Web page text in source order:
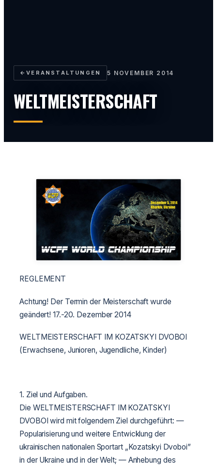
←VERANSTALTUNGEN 5 NOVEMBER 2014
WELTMEISTERSCHAFT
REGLEMENT
Achtung! Der Termin der Meisterschaft wurde
geändert! 17.-20. Dezember 2014
WELTMEISTERSCHAFT IM KOZATSKYI DVOBOI
(Erwachsene, Junioren, Jugendliche, Kinder)
1. Ziel und Aufgaben.
Die WELTMEISTERSCHAFT IM KOZATSKYI
DVOBOI wird mit folgendem Ziel durchgeführt: —
Popularisierung und weitere Entwicklung der
ukrainischen nationalen Sportart „Kozatskyi Dvoboi”
in der Ukraine und in der Welt; — Anhebung des